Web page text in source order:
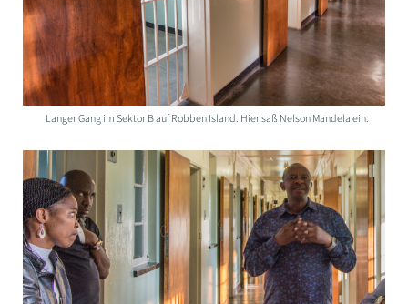
Langer Gang im Sektor B auf Robben Island. Hier saß Nelson Mandela ein.